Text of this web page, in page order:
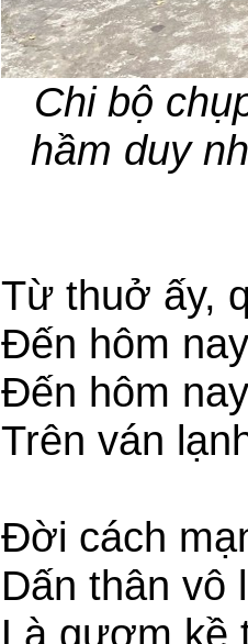
Chi bộ
hầm duy
Từ thuở ấy,
Đến hôm
Đến hôm
Trên ván
Đời cách
Dấn thân vô
Là gươm kề